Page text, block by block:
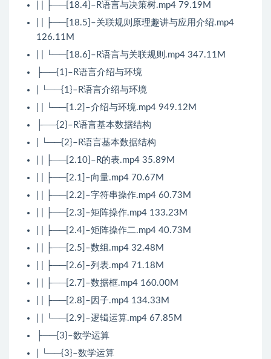
| | ├──[18.4]–R语言与决策树.mp4 79.19M
| | ├──[18.5]–关联规则原理趣讲与应用介绍.mp4
126.11M
| | └──[18.6]–R语言与关联规则.mp4 347.11M
├──{1}–R语言介绍与环境
| └──{1}–R语言介绍与环境
| | └──[1.2]–介绍与环境.mp4 949.12M
├──{2}–R语言基本数据结构
| └──{2}–R语言基本数据结构
| | ├──[2.10]–R的表.mp4 35.89M
| | ├──[2.1]–向量.mp4 70.67M
| | ├──[2.2]–字符串操作.mp4 60.73M
| | ├──[2.3]–矩阵操作.mp4 133.23M
| | ├──[2.4]–矩阵操作二.mp4 40.73M
| | ├──[2.5]–数组.mp4 32.48M
| | ├──[2.6]–列表.mp4 71.18M
| | ├──[2.7]–数据框.mp4 160.00M
| | ├──[2.8]–因子.mp4 134.33M
| | └──[2.9]–逻辑运算.mp4 67.85M
├──{3}–数学运算
| └──{3}–数学运算